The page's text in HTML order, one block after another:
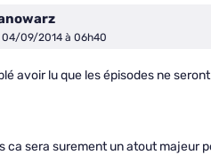
04/09/2014 à 06h40
avoir lu que les épisodes ne
ca sera surement un atout majeur